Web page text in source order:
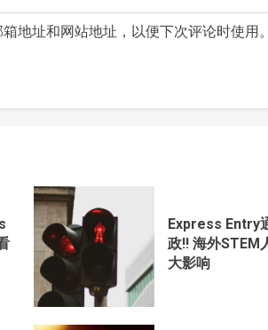
地址和网站地址，以便下次评论时使用。
Express Entry
政!! 海外STEM
大影响